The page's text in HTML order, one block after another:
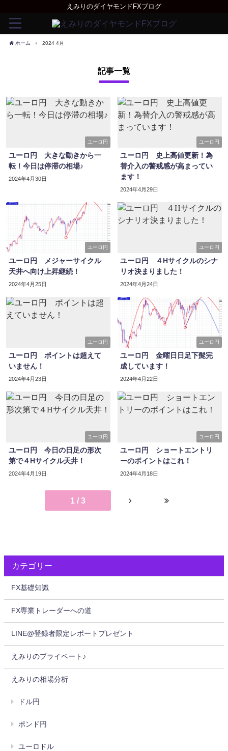
えみりのダイヤモンドFXブログ
ホーム 2024 4月
記事一覧
ユーロ円
ユーロ円 大きな動きから一
転！今日は停滞の相場♪
2024年4月30日
ユーロ円
ユーロ円 史上高値更新！為
替介入の警戒感が高まってい
ます！
2024年4月29日
ユーロ円
ユーロ円 メジャーサイクル
天井へ向け上昇継続！
2024年4月25日
ユーロ円
ユーロ円 ４Hサイクルのシナ
リオ決まりました！
2024年4月24日
ユーロ円
ユーロ円 ポイントは超えて
いません！
2024年4月23日
ユーロ円
ユーロ円 金曜日日足下髭完
成しています！
2024年4月22日
ユーロ円
ユーロ円 今日の日足の形次
第で４Hサイクル天井！
2024年4月19日
ユーロ円
ユーロ円 ショートエントリ
ーのポイントはこれ！
2024年4月18日
1 / 3
カテゴリー
FX基礎知識
FX専業トレーダーへの道
LINE@登録者限定レポートプレゼント
えみりのプライベート♪
えみりの相場分析
ドル円
ポンド円
ユーロドル